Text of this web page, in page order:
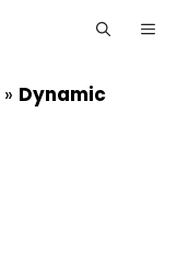
» Dynamic